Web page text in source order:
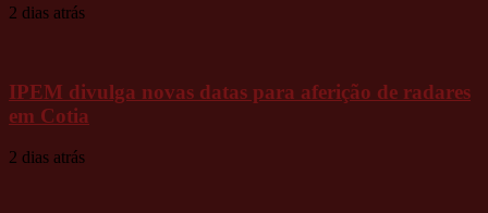
2 dias atrás
IPEM divulga novas datas para aferição de radares
em Cotia
2 dias atrás